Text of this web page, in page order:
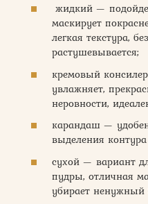
жидкий —
маскирует
легкая текстура,
растушевывается;
кремовый
увлажняет,
неровности,
карандаш —
выделения контура
сухой — вариант
пудры, отличная
убирает ненужный